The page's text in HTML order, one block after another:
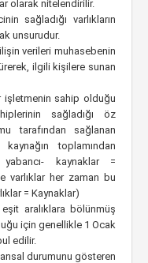
olarak nitelendirilir.
sağladığı varlıkların
unsurudur.
verileri muhasebenin
ilgili kişilere sunan
işletmenin sahip olduğu
sağladığı öz
tarafından sağlanan
toplamından
yabancı- kaynaklar =
varlıklar her zaman bu
= Kaynaklar)
aralıklara bölünmüş
için genellikle 1 Ocak
edilir.
durumunu gösteren